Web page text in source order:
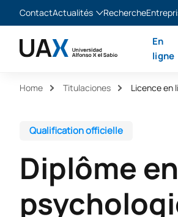
ContactActualités
Actualités
Recherche
En
ligne
Home Titulaciones Licence en
Qualification officielle
Diplôme